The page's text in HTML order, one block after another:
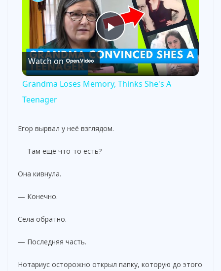
P
l
y
Watch on
Grandma Loses Memory, Thinks She's A
Teenager
Егор вырвал у неё взглядом.
— Там ещё что-то есть?
Она кивнула.
— Конечно.
Села обратно.
— Последняя часть.
Нотариус осторожно открыл папку, которую до этого